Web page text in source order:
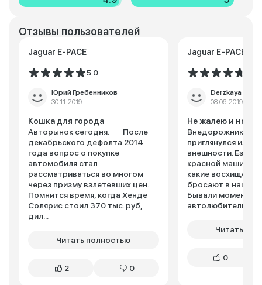
Отзывы пользователей
Jaguar E-PACE
5.0
Юрий Гребенников
30.11.2019
Кошка для города
Авторынок сегодня. После
декабрьского дефолта 2014
года вопрос о покупке
автомобиля стал
рассматриваться во многом
через призму взлетевших цен.
Помнится время, когда Хенде
Солярис стоил 370 тыс. руб,
дил...
Читать полностью
2 0
Jaguar E-PACE
Derzkaya
08.06.2019
Не жалею и
Внедорожник
приглянулся из-
внешности. Езжу в
красной машине
какие
бросают в нашу
Бывали моменты,
автолюбители
Читать
0